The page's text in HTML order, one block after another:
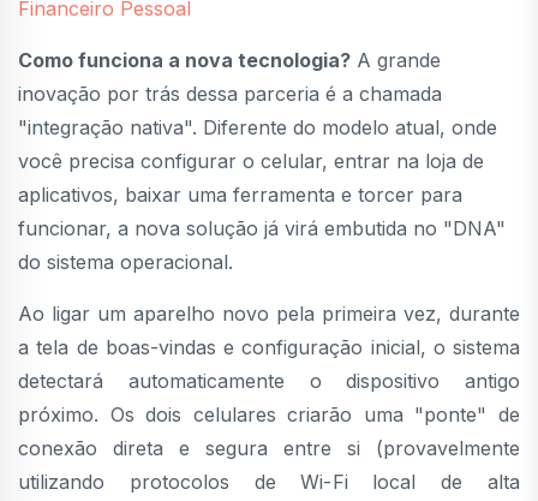
Financeiro Pessoal
Como funciona a nova tecnologia? A grande
inovação por trás dessa parceria é a chamada
"integração nativa". Diferente do modelo atual, onde
você precisa configurar o celular, entrar na loja de
aplicativos, baixar uma ferramenta e torcer para
funcionar, a nova solução já virá embutida no "DNA"
do sistema operacional.
Ao ligar um aparelho novo pela primeira vez, durante
a tela de boas-vindas e configuração inicial, o sistema
detectará automaticamente o dispositivo antigo
próximo. Os dois celulares criarão uma "ponte" de
conexão direta e segura entre si (provavelmente
utilizando protocolos de Wi-Fi local de alta